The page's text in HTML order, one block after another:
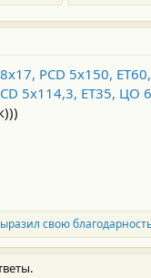
8x17, PCD 5x150,
5x114,3, ET35, ЦО
свою